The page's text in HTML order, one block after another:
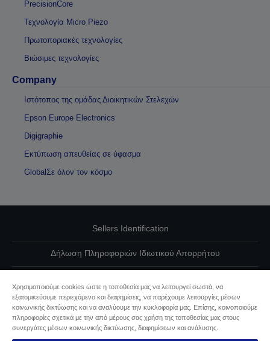
PrecisionCore
Τεχνολογία Micro Piezo
Πρωτοποριακές τεχνολογίες
Βιώσιμες τεχνολογίες
Company
Ιστότοπος της ομάδας Διοικητικών Στελεχών
Epson Europe Electronics
Digigraphie
Εκτύπωση απευθείας σε ύφασμα
GlobalΣε όλον τον κόσμο
Sellers Identification
Δήλωση Πληροφοριών Ιδιωτικού Απορρήτου
Επικοινωνήστε μαζί μας για τα δεδομένα σας
Πληροφορίες σχετικά με τα cookie
Χρησιμοποιούμε cookies ώστε η τοποθεσία μας να λειτουργεί σωστά, να
εξατομικεύουμε περιεχόμενο και διαφημίσεις, να παρέχουμε λειτουργίες μέσων
κοινωνικής δικτύωσης και να αναλύουμε την κυκλοφορία μας. Επίσης, κοινοποιούμε
πληροφορίες σχετικά με την από μέρους σας χρήση της τοποθεσίας μας στους
συνεργάτες μέσων κοινωνικής δικτύωσης, διαφημίσεων και ανάλυσης.